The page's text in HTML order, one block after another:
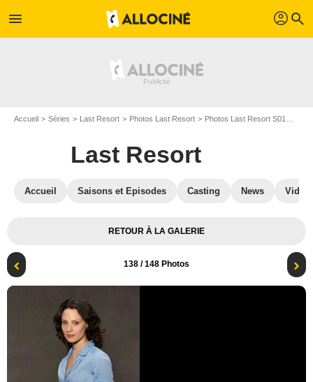
menu profil search
Accueil Séries Last Resort Photos Last Resort Photos Last Resort S01
Last Resort
Accueil Saisons et Episodes Casting News
RETOUR À LA GALERIE
138 / 148 Photos